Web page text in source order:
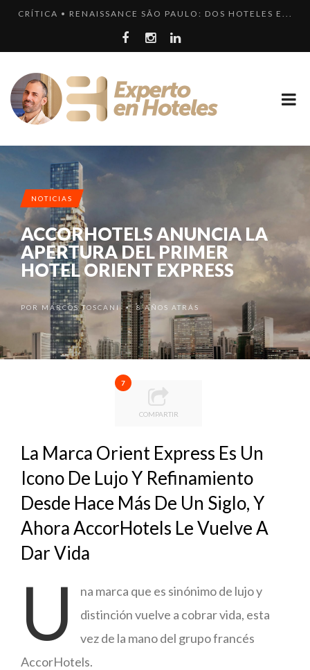
CRÍTICA • RENAISSANCE SÃO PAULO: DOS HOTELES E...
LOS 10 HOTELES MÁS LUJOSOS DE MÉXICO QUE DEBER...
¿CUÁL ES LA DIFERENCIA HAY ENTRE HOTEL, HOSTEL...
LOS 10 HOTELES MÁS CAROS DE PARÍS. LUJO FRANCÉ...
NOTICIAS
ACCORHOTELS ANUNCIA LA
APERTURA DEL PRIMER
HOTEL ORIENT EXPRESS
PORMARCOS TOSCANI •8 AÑOS ATRÁS
7
COMPARTIR
La Marca Orient Express Es Un
Icono De Lujo Y Refinamiento
Desde Hace Más De Un Siglo, Y
Ahora AccorHotels Le Vuelve A
Dar Vida
U
na marca que es sinónimo de lujo y
distinción vuelve a cobrar vida, esta
vez de la mano del grupo francés
AccorHotels.